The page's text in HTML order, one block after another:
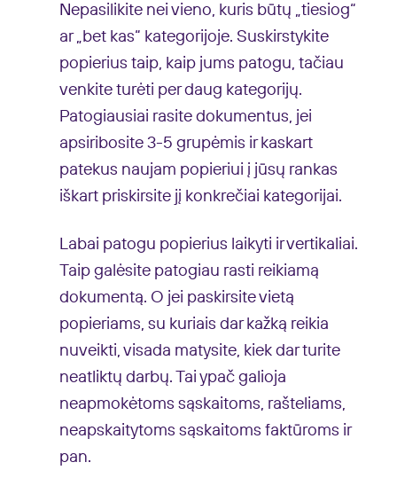
Nepasilikite nei vieno, kuris būtų „tiesiog“
ar „bet kas“ kategorijoje. Suskirstykite
popierius taip, kaip jums patogu, tačiau
venkite turėti per daug kategorijų.
Patogiausiai rasite dokumentus, jei
apsiribosite 3-5 grupėmis ir kaskart
patekus naujam popieriui į jūsų rankas
iškart priskirsite jį konkrečiai kategorijai.
Labai patogu popierius laikyti ir vertikaliai.
Taip galėsite patogiau rasti reikiamą
dokumentą. O jei paskirsite vietą
popieriams, su kuriais dar kažką reikia
nuveikti, visada matysite, kiek dar turite
neatliktų darbų. Tai ypač galioja
neapmokėtoms sąskaitoms, rašteliams,
neapskaitytoms sąskaitoms faktūroms ir
pan.